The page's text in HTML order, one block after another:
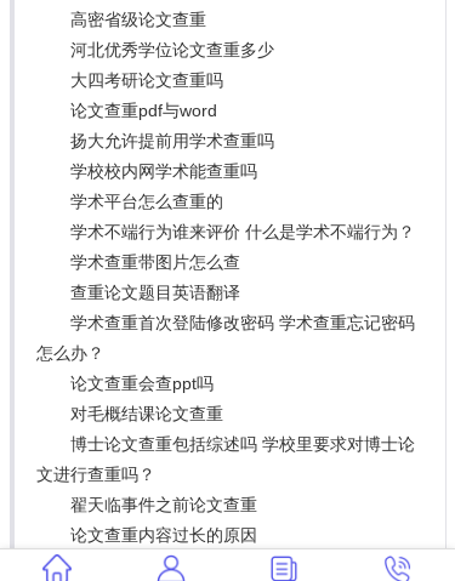
高密省级论文查重
河北优秀学位论文查重多少
大四考研论文查重吗
论文查重pdf与word
扬大允许提前用学术查重吗
学校校内网学术能查重吗
学术平台怎么查重的
学术不端行为谁来评价 什么是学术不端行为？
学术查重带图片怎么查
查重论文题目英语翻译
学术查重首次登陆修改密码 学术查重忘记密码
怎么办？
论文查重会查ppt吗
对毛概结课论文查重
博士论文查重包括综述吗 学校里要求对博士论
文进行查重吗？
翟天临事件之前论文查重
论文查重内容过长的原因
学术查重查的是字符数还是字数 学术查重算法